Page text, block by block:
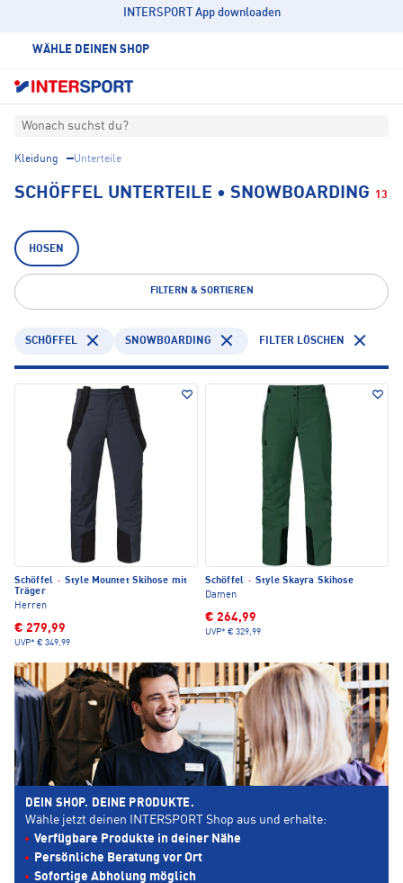
INTERSPORT App downloaden
WÄHLE DEINEN SHOP
Wonach suchst du?
Kleidung Unterteile
SCHÖFFEL UNTERTEILE • SNOWBOARDING 13
HOSEN
FILTERN & SORTIEREN
SCHÖFFEL SNOWBOARDING FILTER LÖSCHEN
Schöffel · Style Mountet Skihose mit
Träger
Herren
€ 279,99
UVP* € 349,99
Schöffel · Style Skayra Skihose
Damen
€ 264,99
UVP* € 329,99
DEIN SHOP. DEINE PRODUKTE.
Wähle jetzt deinen INTERSPORT Shop aus und erhalte:
Verfügbare Produkte in deiner Nähe
Persönliche Beratung vor Ort
Sofortige Abholung möglich